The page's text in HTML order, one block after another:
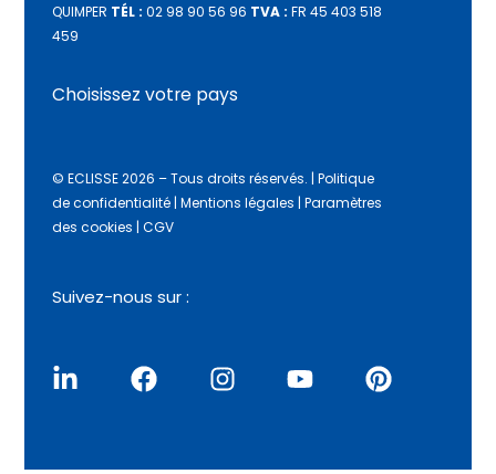
QUIMPER TÉL : 02 98 90 56 96 TVA : FR 45 403 518
459
Choisissez votre pays
© ECLISSE 2026 – Tous droits réservés. |Politique
de confidentialité |Mentions légales |Paramètres
des cookies |CGV
Suivez-nous sur :